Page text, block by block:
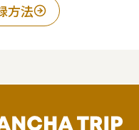
方法